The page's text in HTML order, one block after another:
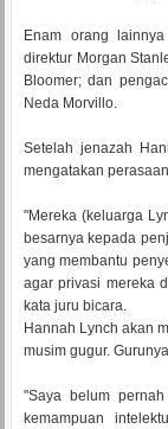
Enam orang
direktur Morgan
Bloomer; dan
Neda Morvillo.
Setelah jenazah
mengatakan
"Mereka (keluarga
besarnya kepada
yang membantu
agar privasi mereka
kata juru bicara.
Hannah Lynch akan
musim gugur.
"Saya belum
kemampuan